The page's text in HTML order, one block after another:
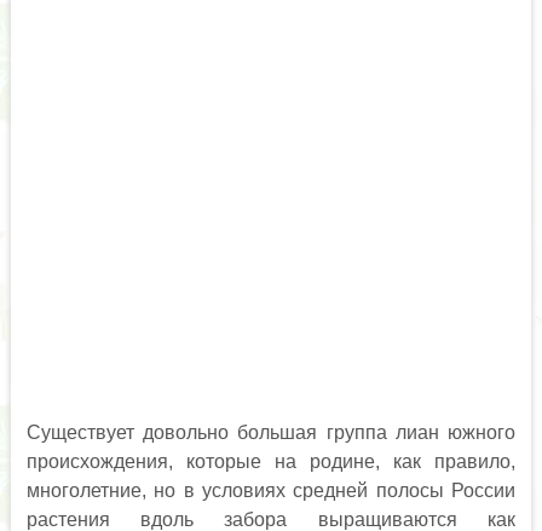
Существует довольно большая группа лиан южного
происхождения, которые на родине, как правило,
многолетние, но в условиях средней полосы России
растения вдоль забора выращиваются как